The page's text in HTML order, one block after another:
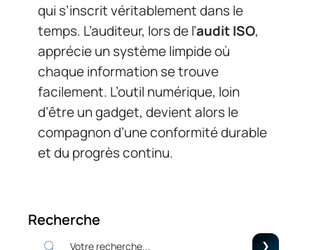
qui s’inscrit véritablement dans le
temps. L’auditeur, lors de l’audit ISO,
apprécie un système limpide où
chaque information se trouve
facilement. L’outil numérique, loin
d’être un gadget, devient alors le
compagnon d’une conformité durable
et du progrès continu.
Recherche